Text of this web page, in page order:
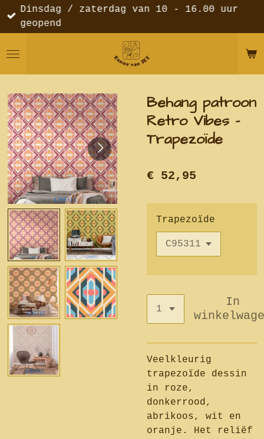
Ga
direct
de
Dinsdag / zaterdag van 10 - 16.00 uur
geopend
Behang patroon
Retro Vibes -
Trapezoïde
€ 52,95
Trapezoïde
In
Veelkleurig
trapezoïde dessin
in roze,
donkerrood,
abrikoos, wit en
oranje. Het reliëf